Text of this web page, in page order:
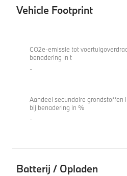
Vehicle Footprint
Footprint
xDrive
Coupé
CO2e-emissie tot
benadering in t
-
Aandeel secundaire grondstoffen
bij benadering in %
-
Batterij / Opladen